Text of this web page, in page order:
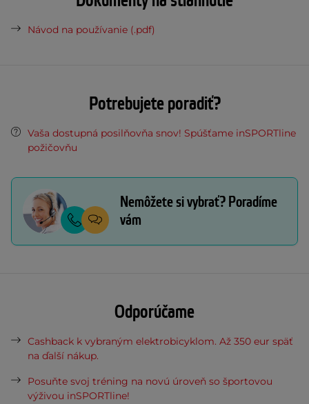
Návod na používanie (.pdf)
Potrebujete poradiť?
Vaša dostupná posilňovňa snov! Spúšťame inSPORTline
požičovňu
Nemôžete si vybrať? Poradíme
vám
Odporúčame
Cashback k vybraným elektrobicyklom. Až 350 eur späť
na ďalší nákup.
Posuňte svoj tréning na novú úroveň so športovou
výživou inSPORTline!